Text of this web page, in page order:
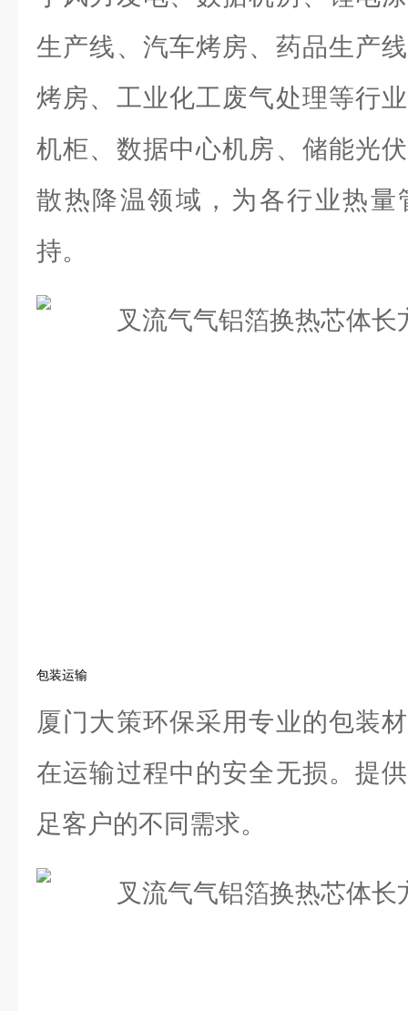
生产线、汽车烤房、药品生产
烤房、工业化工废气处理等行
机柜、数据中心机房、储能光
散热降温领域，为各行业热量
持。
包装运输
厦门大策环保采用专业的包装
在运输过程中的安全无损。提
足客户的不同需求。